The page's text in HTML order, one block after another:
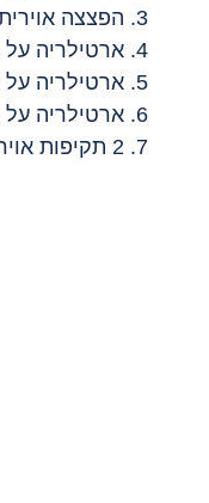
3. הפצצה אוירית ב
4. ארטילריה על
5. ארטילריה על
6. ארטילריה על
7. 2 תקיפות אויריות על